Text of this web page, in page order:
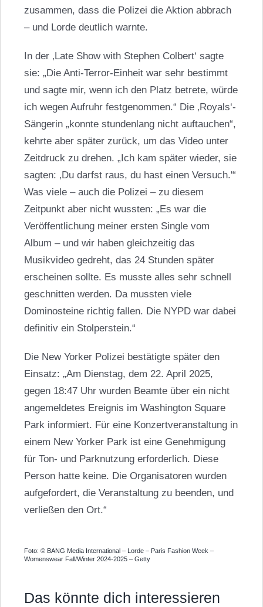
zusammen, dass die Polizei die Aktion abbrach
– und Lorde deutlich warnte.
In der ‚Late Show with Stephen Colbert‘ sagte
sie: „Die Anti-Terror-Einheit war sehr bestimmt
und sagte mir, wenn ich den Platz betrete, würde
ich wegen Aufruhr festgenommen.“ Die ‚Royals‘-
Sängerin „konnte stundenlang nicht auftauchen“,
kehrte aber später zurück, um das Video unter
Zeitdruck zu drehen. „Ich kam später wieder, sie
sagten: ‚Du darfst raus, du hast einen Versuch.'“
Was viele – auch die Polizei – zu diesem
Zeitpunkt aber nicht wussten: „Es war die
Veröffentlichung meiner ersten Single vom
Album – und wir haben gleichzeitig das
Musikvideo gedreht, das 24 Stunden später
erscheinen sollte. Es musste alles sehr schnell
geschnitten werden. Da mussten viele
Dominosteine richtig fallen. Die NYPD war dabei
definitiv ein Stolperstein.“
Die New Yorker Polizei bestätigte später den
Einsatz: „Am Dienstag, dem 22. April 2025,
gegen 18:47 Uhr wurden Beamte über ein nicht
angemeldetes Ereignis im Washington Square
Park informiert. Für eine Konzertveranstaltung in
einem New Yorker Park ist eine Genehmigung
für Ton- und Parknutzung erforderlich. Diese
Person hatte keine. Die Organisatoren wurden
aufgefordert, die Veranstaltung zu beenden, und
verließen den Ort.“
Foto: © BANG Media International – Lorde – Paris Fashion Week –
Womenswear Fall/Winter 2024-2025 – Getty
Das könnte dich interessieren